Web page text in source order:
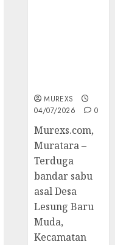
MUREXS
04/07/2026
0
Murexs.com,
Muratara –
Terduga
bandar sabu
asal Desa
Lesung Baru
Muda,
Kecamatan